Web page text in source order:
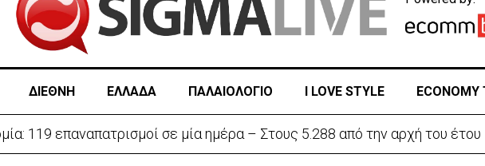
ΔΙΕΘΝΗ ΕΛΛΑΔΑ ΠΑΛΑΙΟΛΟΓΙΟ I LOVE STYLE ECONOMY
ξαναζωντανέψει την «Corner» o Προύντζος - «Πληγώνει τις αναμνήσεις»